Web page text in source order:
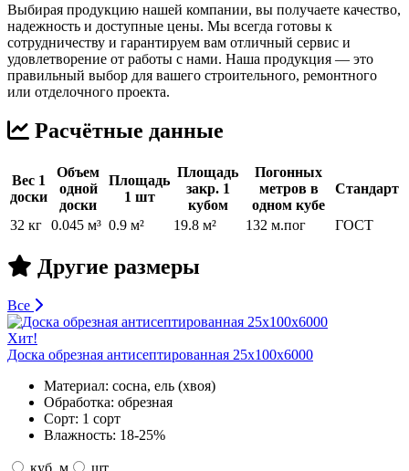
Выбирая продукцию нашей компании, вы получаете качество,
надежность и доступные цены. Мы всегда готовы к
сотрудничеству и гарантируем вам отличный сервис и
удовлетворение от работы с нами. Наша продукция — это
правильный выбор для вашего строительного, ремонтного
или отделочного проекта.
Расчётные данные
Вес 1
доски
Объем
одной
доски
Площадь
1 шт
Площадь
закр. 1
кубом
Погонных
метров в
одном кубе
Стандарт
32 кг 0.045 м³ 0.9 м² 19.8 м² 132 м.пог ГОСТ
Другие размеры
Все
Хит!
Доска обрезная антисептированная 25х100х6000
Материал: сосна, ель (хвоя)
Обработка: обрезная
Сорт: 1 сорт
Влажность: 18-25%
куб. м
шт